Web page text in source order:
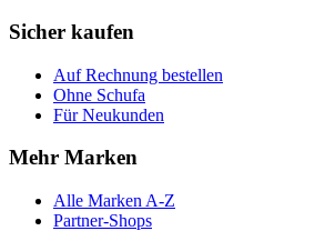
Sicher kaufen
Auf Rechnung bestellen
Ohne Schufa
Für Neukunden
Mehr Marken
Alle Marken A-Z
Partner-Shops